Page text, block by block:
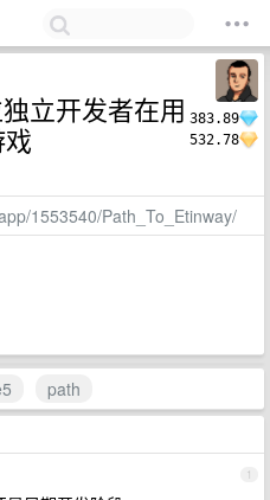
383.89
532.78
立开发者在用
1553540/Path_To_Etinway/
path
1